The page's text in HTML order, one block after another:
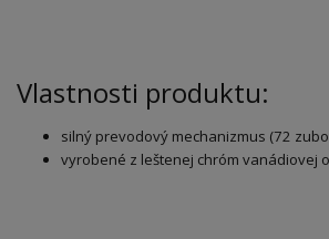
Vlastnosti produktu:
silný prevodový mechanizmus (72
vyrobené z leštenej chróm vanádiovej